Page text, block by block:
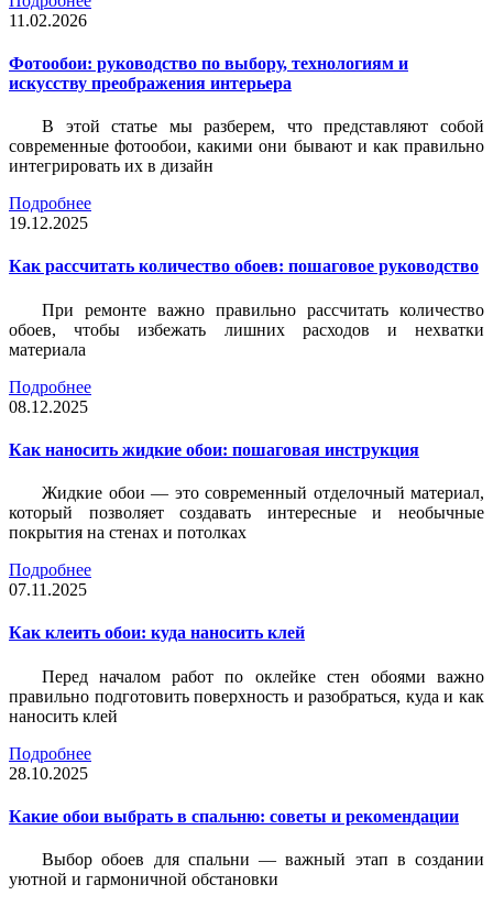
11.02.2026
Фотообои: руководство по выбору, технологиям и
искусству преображения интерьера
В этой статье мы разберем, что представляют собой
современные фотообои, какими они бывают и как правильно
интегрировать их в дизайн
Подробнее
19.12.2025
Как рассчитать количество обоев: пошаговое руководство
При ремонте важно правильно рассчитать количество
обоев, чтобы избежать лишних расходов и нехватки
материала
Подробнее
08.12.2025
Как наносить жидкие обои: пошаговая инструкция
Жидкие обои — это современный отделочный материал,
который позволяет создавать интересные и необычные
покрытия на стенах и потолках
Подробнее
07.11.2025
Как клеить обои: куда наносить клей
Перед началом работ по оклейке стен обоями важно
правильно подготовить поверхность и разобраться, куда и как
наносить клей
Подробнее
28.10.2025
Какие обои выбрать в спальню: советы и рекомендации
Выбор обоев для спальни — важный этап в создании
уютной и гармоничной обстановки